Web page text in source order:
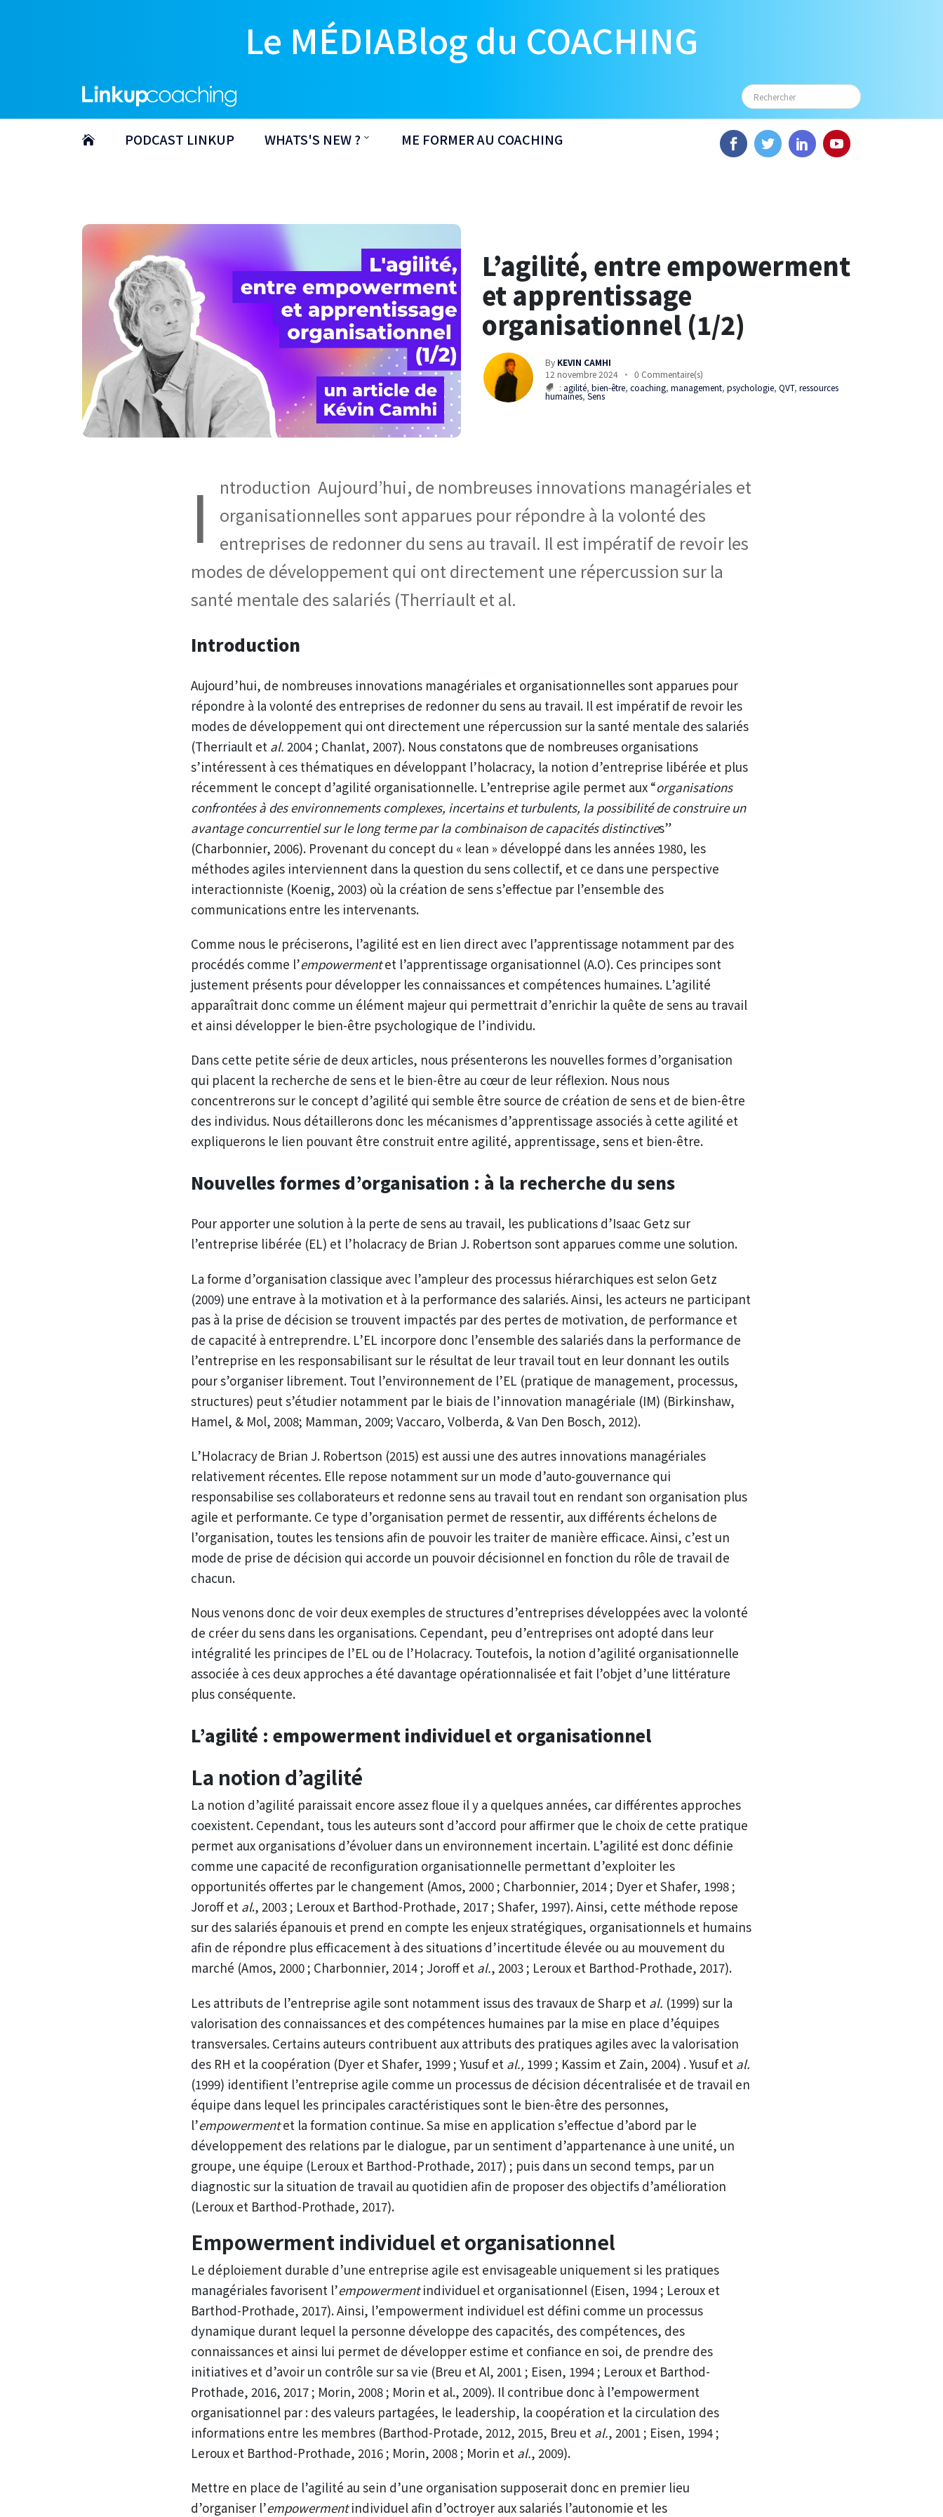
Le MÉDIABlog du COACHING
PODCAST LINKUP WHATS'S NEW ? ME FORMER AU COACHING
L’agilité, entre empowerment
et apprentissage
organisationnel (1/2)
By KEVIN CAMHI
12 novembre 2024
0 Commentaire(s)
: agilité, bien-être, coaching, management, psychologie, QVT, ressources
humaines, Sens
I
ntroduction Aujourd’hui, de nombreuses innovations managériales et
organisationnelles sont apparues pour répondre à la volonté des
entreprises de redonner du sens au travail. Il est impératif de revoir les
modes de développement qui ont directement une répercussion sur la
santé mentale des salariés (Therriault et al.
Introduction
Aujourd’hui, de nombreuses innovations managériales et organisationnelles sont apparues pour
répondre à la volonté des entreprises de redonner du sens au travail. Il est impératif de revoir les
modes de développement qui ont directement une répercussion sur la santé mentale des salariés
(Therriault et al. 2004 ; Chanlat, 2007). Nous constatons que de nombreuses organisations
s’intéressent à ces thématiques en développant l’holacracy, la notion d’entreprise libérée et plus
récemment le concept d’agilité organisationnelle. L’entreprise agile permet aux “organisations
confrontées à des environnements complexes, incertains et turbulents, la possibilité de construire un
avantage concurrentiel sur le long terme par la combinaison de capacités distinctives”
(Charbonnier, 2006). Provenant du concept du « lean » développé dans les années 1980, les
méthodes agiles interviennent dans la question du sens collectif, et ce dans une perspective
interactionniste (Koenig, 2003) où la création de sens s’effectue par l’ensemble des
communications entre les intervenants.
Comme nous le préciserons, l’agilité est en lien direct avec l’apprentissage notamment par des
procédés comme l’empowermentet l’apprentissage organisationnel (A.O). Ces principes sont
justement présents pour développer les connaissances et compétences humaines. L’agilité
apparaîtrait donc comme un élément majeur qui permettrait d’enrichir la quête de sens au travail
et ainsi développer le bien-être psychologique de l’individu.
Dans cette petite série de deux articles, nous présenterons les nouvelles formes d’organisation
qui placent la recherche de sens et le bien-être au cœur de leur réflexion. Nous nous
concentrerons sur le concept d’agilité qui semble être source de création de sens et de bien-être
des individus. Nous détaillerons donc les mécanismes d’apprentissage associés à cette agilité et
expliquerons le lien pouvant être construit entre agilité, apprentissage, sens et bien-être.
Nouvelles formes d’organisation : à la recherche du sens
Pour apporter une solution à la perte de sens au travail, les publications d’Isaac Getz sur
l’entreprise libérée (EL) et l’holacracy de Brian J. Robertson sont apparues comme une solution.
La forme d’organisation classique avec l’ampleur des processus hiérarchiques est selon Getz
(2009) une entrave à la motivation et à la performance des salariés. Ainsi, les acteurs ne participant
pas à la prise de décision se trouvent impactés par des pertes de motivation, de performance et
de capacité à entreprendre. L’EL incorpore donc l’ensemble des salariés dans la performance de
l’entreprise en les responsabilisant sur le résultat de leur travail tout en leur donnant les outils
pour s’organiser librement. Tout l’environnement de l’EL (pratique de management, processus,
structures) peut s’étudier notamment par le biais de l’innovation managériale (IM) (Birkinshaw,
Hamel, & Mol, 2008; Mamman, 2009; Vaccaro, Volberda, & Van Den Bosch, 2012).
L’Holacracy de Brian J. Robertson (2015) est aussi une des autres innovations managériales
relativement récentes. Elle repose notamment sur un mode d’auto-gouvernance qui
responsabilise ses collaborateurs et redonne sens au travail tout en rendant son organisation plus
agile et performante. Ce type d’organisation permet de ressentir, aux différents échelons de
l’organisation, toutes les tensions afin de pouvoir les traiter de manière efficace. Ainsi, c’est un
mode de prise de décision qui accorde un pouvoir décisionnel en fonction du rôle de travail de
chacun.
Nous venons donc de voir deux exemples de structures d’entreprises développées avec la volonté
de créer du sens dans les organisations. Cependant, peu d’entreprises ont adopté dans leur
intégralité les principes de l’EL ou de l’Holacracy. Toutefois, la notion d’agilité organisationnelle
associée à ces deux approches a été davantage opérationnalisée et fait l’objet d’une littérature
plus conséquente.
L’agilité : empowerment individuel et organisationnel
La notion d’agilité
La notion d’agilité paraissait encore assez floue il y a quelques années, car différentes approches
coexistent. Cependant, tous les auteurs sont d’accord pour affirmer que le choix de cette pratique
permet aux organisations d’évoluer dans un environnement incertain. L’agilité est donc définie
comme une capacité de reconfiguration organisationnelle permettant d’exploiter les
opportunités offertes par le changement (Amos, 2000 ; Charbonnier, 2014 ; Dyer et Shafer, 1998 ;
Joroff et al., 2003 ; Leroux et Barthod-Prothade, 2017 ; Shafer, 1997). Ainsi, cette méthode repose
sur des salariés épanouis et prend en compte les enjeux stratégiques, organisationnels et humains
afin de répondre plus efficacement à des situations d’incertitude élevée ou au mouvement du
marché (Amos, 2000 ; Charbonnier, 2014 ; Joroff et al., 2003 ; Leroux et Barthod-Prothade, 2017).
Les attributs de l’entreprise agile sont notamment issus des travaux de Sharp et al. (1999) sur la
valorisation des connaissances et des compétences humaines par la mise en place d’équipes
transversales. Certains auteurs contribuent aux attributs des pratiques agiles avec la valorisation
des RH et la coopération (Dyer et Shafer, 1999 ; Yusuf et al., 1999 ; Kassim et Zain, 2004) . Yusuf et al.
(1999) identifient l’entreprise agile comme un processus de décision décentralisée et de travail en
équipe dans lequel les principales caractéristiques sont le bien-être des personnes,
l’empowermentet la formation continue. Sa mise en application s’effectue d’abord par le
développement des relations par le dialogue, par un sentiment d’appartenance à une unité, un
groupe, une équipe (Leroux et Barthod-Prothade, 2017) ; puis dans un second temps, par un
diagnostic sur la situation de travail au quotidien afin de proposer des objectifs d’amélioration
(Leroux et Barthod-Prothade, 2017).
Empowerment individuel et organisationnel
Le déploiement durable d’une entreprise agile est envisageable uniquement si les pratiques
managériales favorisent l’empowermentindividuel et organisationnel (Eisen, 1994 ; Leroux et
Barthod-Prothade, 2017).Ainsi, l’empowerment individuel est défini comme un processus
dynamique durant lequel la personne développe des capacités, des compétences, des
connaissances et ainsi lui permet de développer estime et confiance en soi, de prendre des
initiatives et d’avoir un contrôle sur sa vie (Breu et Al, 2001 ; Eisen, 1994 ; Leroux et Barthod-
Prothade, 2016, 2017 ; Morin, 2008 ; Morin et al., 2009). Il contribue donc à l’empowerment
organisationnel par : des valeurs partagées, le leadership, la coopération et la circulation des
informations entre les membres (Barthod-Protade, 2012, 2015, Breu et al., 2001 ; Eisen, 1994 ;
Leroux et Barthod-Prothade, 2016 ; Morin, 2008 ; Morin et al., 2009).
Mettre en place de l’agilité au sein d’une organisation supposerait donc en premier lieu
d’organiser l’empowermentindividuel afin d’octroyer aux salariés l’autonomie et les